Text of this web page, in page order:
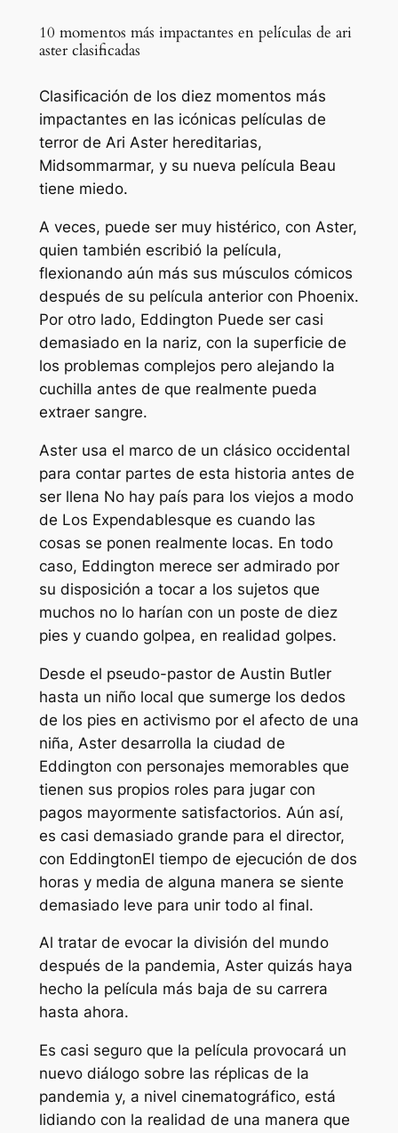
10 momentos más impactantes en películas de ari
aster clasificadas
Clasificación de los diez momentos más
impactantes en las icónicas películas de
terror de Ari Aster hereditarias,
Midsommarmar, y su nueva película Beau
tiene miedo.
A veces, puede ser muy histérico, con Aster,
quien también escribió la película,
flexionando aún más sus músculos cómicos
después de su película anterior con Phoenix.
Por otro lado, Eddington Puede ser casi
demasiado en la nariz, con la superficie de
los problemas complejos pero alejando la
cuchilla antes de que realmente pueda
extraer sangre.
Aster usa el marco de un clásico occidental
para contar partes de esta historia antes de
ser llena No hay país para los viejos a modo
de Los Expendablesque es cuando las
cosas se ponen realmente locas. En todo
caso, Eddington merece ser admirado por
su disposición a tocar a los sujetos que
muchos no lo harían con un poste de diez
pies y cuando golpea, en realidad golpes.
Desde el pseudo-pastor de Austin Butler
hasta un niño local que sumerge los dedos
de los pies en activismo por el afecto de una
niña, Aster desarrolla la ciudad de
Eddington con personajes memorables que
tienen sus propios roles para jugar con
pagos mayormente satisfactorios. Aún así,
es casi demasiado grande para el director,
con EddingtonEl tiempo de ejecución de dos
horas y media de alguna manera se siente
demasiado leve para unir todo al final.
Al tratar de evocar la división del mundo
después de la pandemia, Aster quizás haya
hecho la película más baja de su carrera
hasta ahora.
Es casi seguro que la película provocará un
nuevo diálogo sobre las réplicas de la
pandemia y, a nivel cinematográfico, está
lidiando con la realidad de una manera que